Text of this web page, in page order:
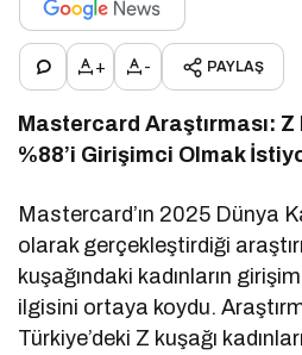
+ - PAYLAŞ
Mastercard Araştırması: Z
%88’i Girişimci Olmak
Mastercard’ın 2025 Dünya
olarak gerçekleştirdiği
kuşağındaki kadınların
ilgisini ortaya koydu.
Türkiye’deki Z kuşağı